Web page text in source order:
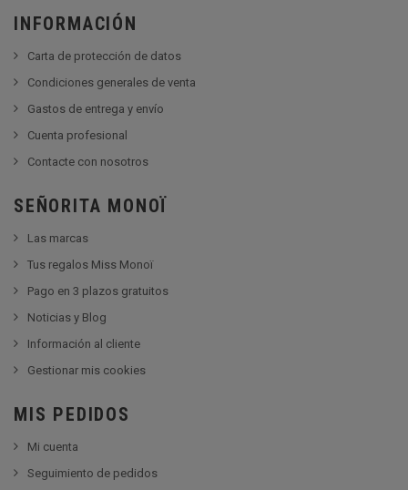
INFORMACIÓN
Carta de protección de datos
Condiciones generales de venta
Gastos de entrega y envío
Cuenta profesional
Contacte con nosotros
SEÑORITA MONOÏ
Las marcas
Tus regalos Miss Monoï
Pago en 3 plazos gratuitos
Noticias y Blog
Información al cliente
Gestionar mis cookies
MIS PEDIDOS
Mi cuenta
Seguimiento de pedidos